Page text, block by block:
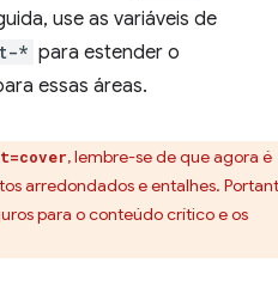
use as variáveis de
* para estender o
essas áreas.
, lembre-se de que agora é
arredondados e entalhes.
para o conteúdo crítico e os